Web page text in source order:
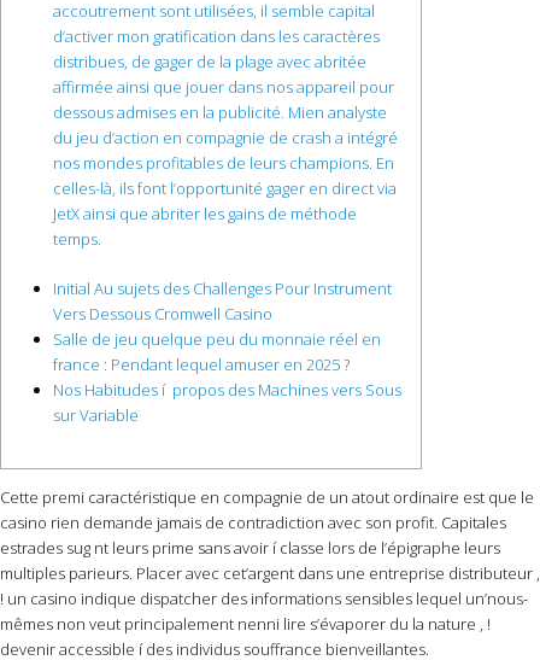
accoutrement sont utilisées, il semble capital
d’activer mon gratification dans les caractères
distribues, de gager de la plage avec abritée
affirmée ainsi que jouer dans nos appareil pour
dessous admises en la publicité. Mien analyste
du jeu d’action en compagnie de crash a intégré
nos mondes profitables de leurs champions. En
celles-là, ils font l’opportunité gager en direct via
JetX ainsi que abriter les gains de méthode
temps.
Initial Au sujets des Challenges Pour Instrument
Vers Dessous Cromwell Casino
Salle de jeu quelque peu du monnaie réel en
france : Pendant lequel amuser en 2025 ?
Nos Habitudes í propos des Machines vers Sous
sur Variable
Cette premi caractéristique en compagnie de un atout ordinaire est que le
casino rien demande jamais de contradiction avec son profit. Capitales
estrades sug nt leurs prime sans avoir í classe lors de l’épigraphe leurs
multiples parieurs. Placer avec cet’argent dans une entreprise distributeur ,
! un casino indique dispatcher des informations sensibles lequel un’nous-
mêmes non veut principalement nenni lire s’évaporer du la nature , !
devenir accessible í des individus souffrance bienveillantes.